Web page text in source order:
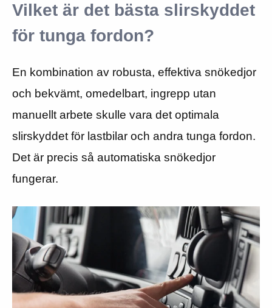
Vilket är det bästa slirskyddet
för tunga fordon?
En kombination av robusta, effektiva snökedjor
och bekvämt, omedelbart, ingrepp utan
manuellt arbete skulle vara det optimala
slirskyddet för lastbilar och andra tunga fordon.
Det är precis så automatiska snökedjor
fungerar.